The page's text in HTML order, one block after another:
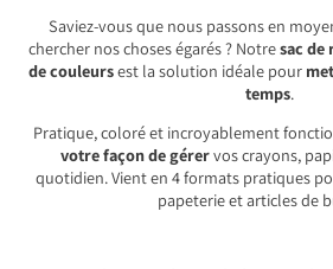
Saviez-vous que nous passons en
chercher nos choses égarés ? Notresac de
de couleursest la solution idéale pour
temps.
Pratique, coloré et incroyablement
votre façon de gérervos crayons,
quotidien. Vient en 4 formats pratiques
papeterie et articles de